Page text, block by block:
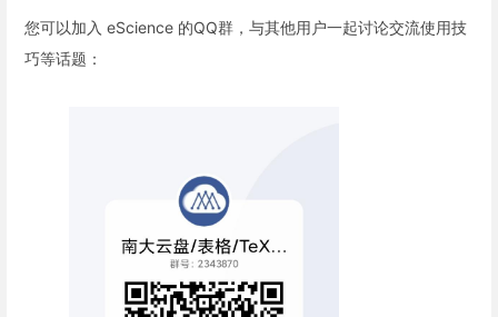
您可以加入 eScience 的QQ群，与其他用户一起讨论交流使用技
巧等话题：